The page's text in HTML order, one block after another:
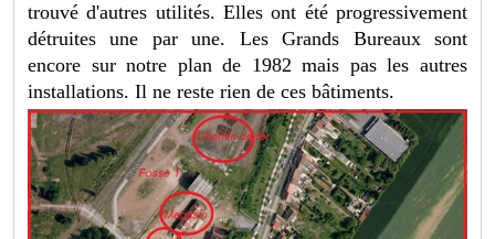
trouvé d'autres utilités. Elles ont été progressivement
détruites une par une. Les Grands Bureaux sont
encore sur notre plan de 1982 mais pas les autres
installations. Il ne reste rien de ces bâtiments.